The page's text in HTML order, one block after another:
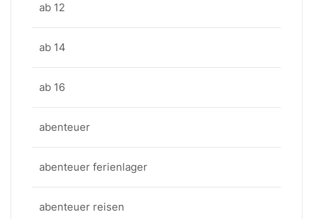
ab 12
ab 14
ab 16
abenteuer
abenteuer ferienlager
abenteuer reisen